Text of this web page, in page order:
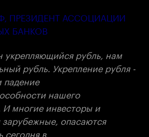
ПРЕЗИДЕНТ АССОЦИАЦИИ
БАНКОВ
укрепляющийся рубль, нам
рубль. Укрепление рубля -
падение
нашего
И многие инвесторы и
зарубежные, опасаются
сегодня в